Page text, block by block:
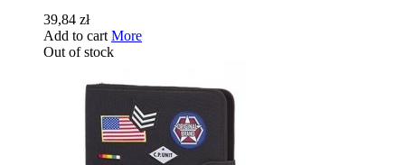
39,84 zł
Add to cart More
Out of stock